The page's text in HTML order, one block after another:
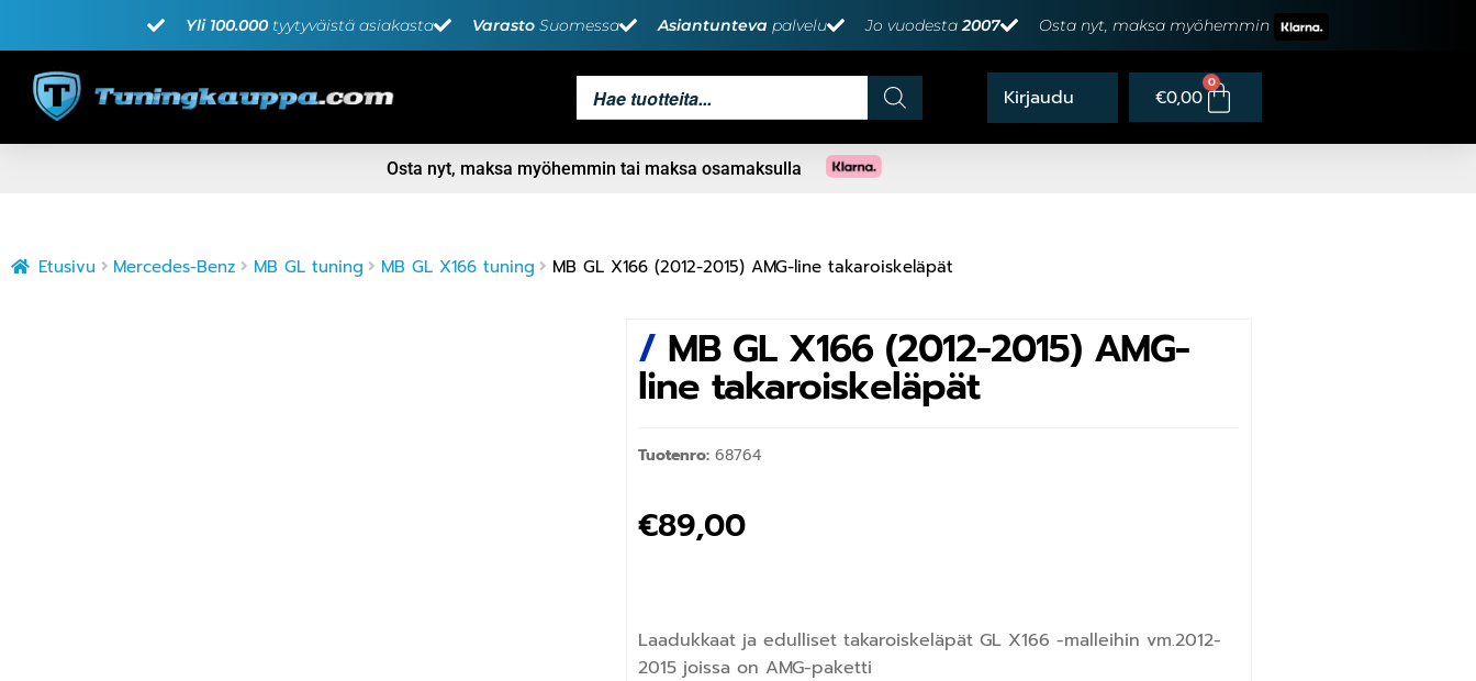
Yli 100.000 tyytyväistä asiakasta Varasto Suomessa Asiantunteva palvelu Jo vuodesta2007 Osta nyt, maksa myöhemmin
€0,00
0
Osta nyt, maksa myöhemmin tai maksa osamaksulla
Etusivu Mercedes-Benz MB GL tuning MB GL X166 tuning MB GL X166 (2012-2015) AMG-line takaroiskeläpät
/ MB GL X166 (2012-2015) AMG-
line takaroiskeläpät
Tuotenro: 68764
€89,00
Laadukkaat ja edulliset takaroiskeläpät GL X166 -malleihin vm.2012-
2015 joissa on AMG-paketti